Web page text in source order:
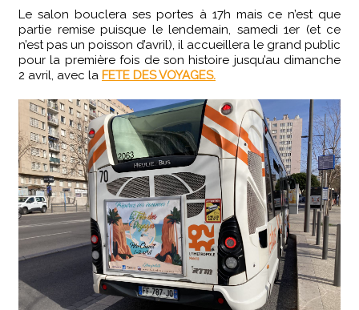
Le salon bouclera ses portes à 17h mais ce n’est que
partie remise puisque le lendemain, samedi 1er (et ce
n’est pas un poisson d’avril), il accueillera le grand public
pour la première fois de son histoire jusqu’au dimanche
2 avril, avec la FETE DES VOYAGES.